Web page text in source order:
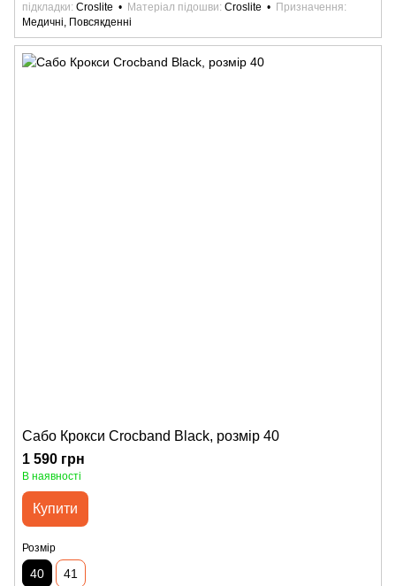
підкладки Croslite Матеріал підошви Croslite
Призначення
Медичні, Повсякденні
Сабо Крокси Crocband Black, розмір 40
1 590 грн
В наявності
Купити
Розмір
40 41